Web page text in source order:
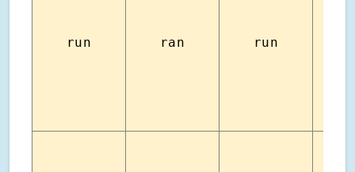
run ran run